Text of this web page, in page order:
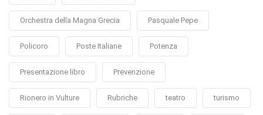
Orchestra della Magna Grecia Pasquale Pepe
Policoro Poste Italiane Potenza
Presentazione libro Prevenzione
Rionero in Vulture Rubriche teatro turismo